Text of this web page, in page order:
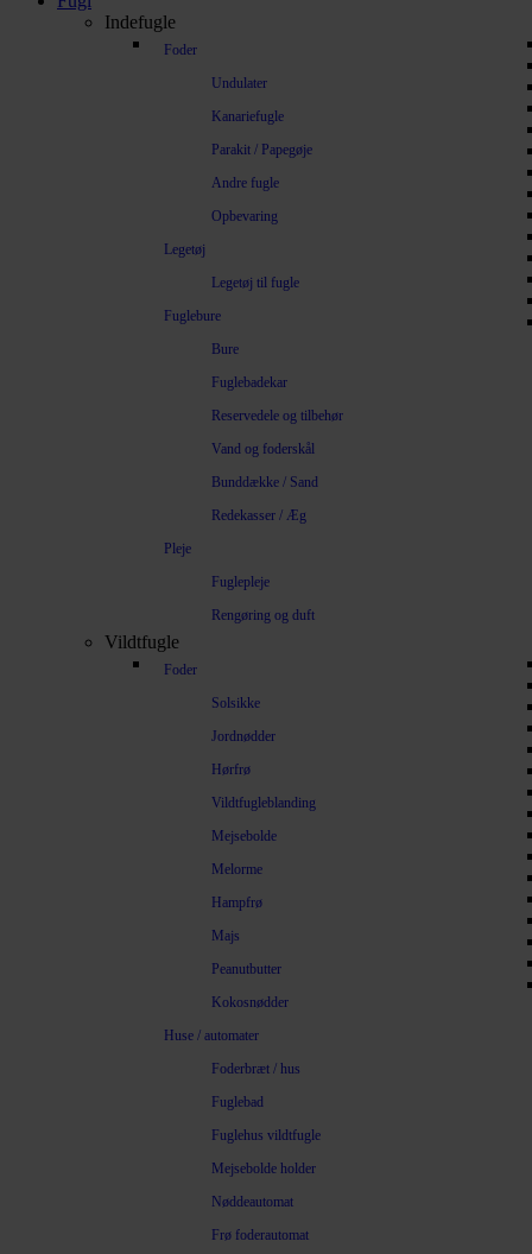
Indefugle
Foder
Undulater
Kanariefugle
Parakit / Papegøje
Andre fugle
Opbevaring
Legetøj
Legetøj til fugle
Fuglebure
Bure
Fuglebadekar
Reservedele og tilbehør
Vand og foderskål
Bunddække / Sand
Redekasser / Æg
Pleje
Fuglepleje
Rengøring og duft
Vildtfugle
Foder
Solsikke
Jordnødder
Hørfrø
Vildtfugleblanding
Mejsebolde
Melorme
Hampfrø
Majs
Peanutbutter
Kokosnødder
Huse / automater
Foderbræt / hus
Fuglebad
Fuglehus vildtfugle
Mejsebolde holder
Nøddeautomat
Frø foderautomat